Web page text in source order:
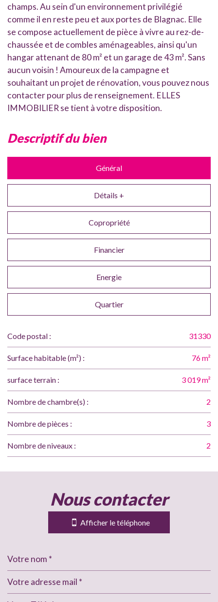
champs. Au sein d'un environnement privilégié
comme il en reste peu et aux portes de Blagnac. Elle
se compose actuellement de pièce à vivre au rez-de-
chaussée et de combles aménageables, ainsi qu'un
hangar attenant de 80 m² et un garage de 43 m². Sans
aucun voisin ! Amoureux de la campagne et
souhaitant un projet de rénovation, vous pouvez nous
contacter pour plus de renseignement. ELLES
IMMOBILIER se tient à votre disposition.
descriptif du bien
Général
Détails +
Copropriété
Financier
Energie
Quartier
Code postal : 31330
Surface habitable (m²) : 76 m²
surface terrain : 3 019 m²
Nombre de chambre(s) : 2
Nombre de pièces : 3
Nombre de niveaux : 2
nous contacter
Afficher le téléphone